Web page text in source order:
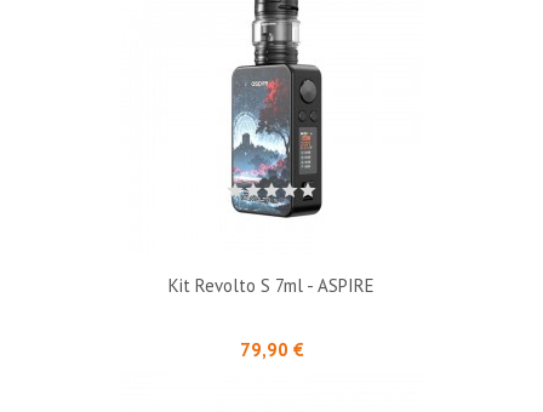
Kit Revolto S 7ml - ASPIRE
79,90 €Prix